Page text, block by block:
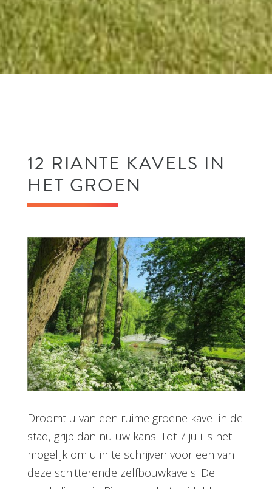
12 RIANTE KAVELS IN
HET GROEN
Droomt u van een ruime groene kavel in de
stad, grijp dan nu uw kans! Tot 7 juli is het
mogelijk om u in te schrijven voor een van
deze schitterende zelfbouwkavels. De